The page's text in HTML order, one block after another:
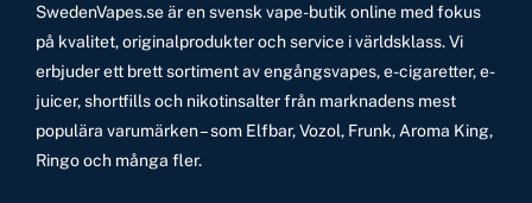
SwedenVapes.se är en svensk vape-butik online med fokus
på kvalitet, originalprodukter och service i världsklass. Vi
erbjuder ett brett sortiment av engångsvapes, e-cigaretter, e-
juicer, shortfills och nikotinsalter från marknadens mest
populära varumärken – som Elfbar, Vozol, Frunk, Aroma King,
Ringo och många fler.